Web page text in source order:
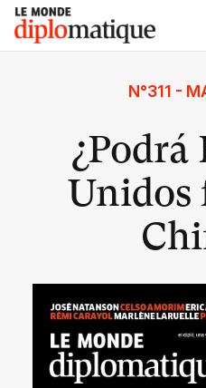
Skip
content
Le monde diplomatique
N°311 -
¿Podrá
Unidos